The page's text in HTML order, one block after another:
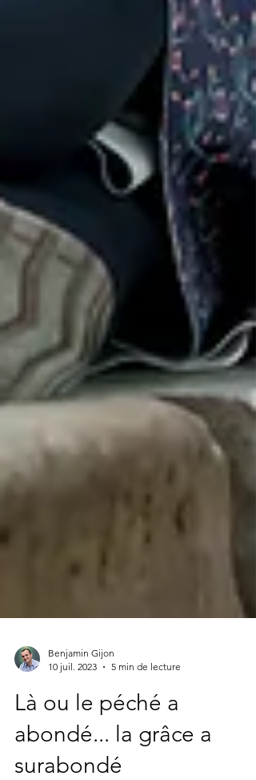
10 juil. 2023
5 min de lecture
Là ou le péché a
abondé... la grâce a